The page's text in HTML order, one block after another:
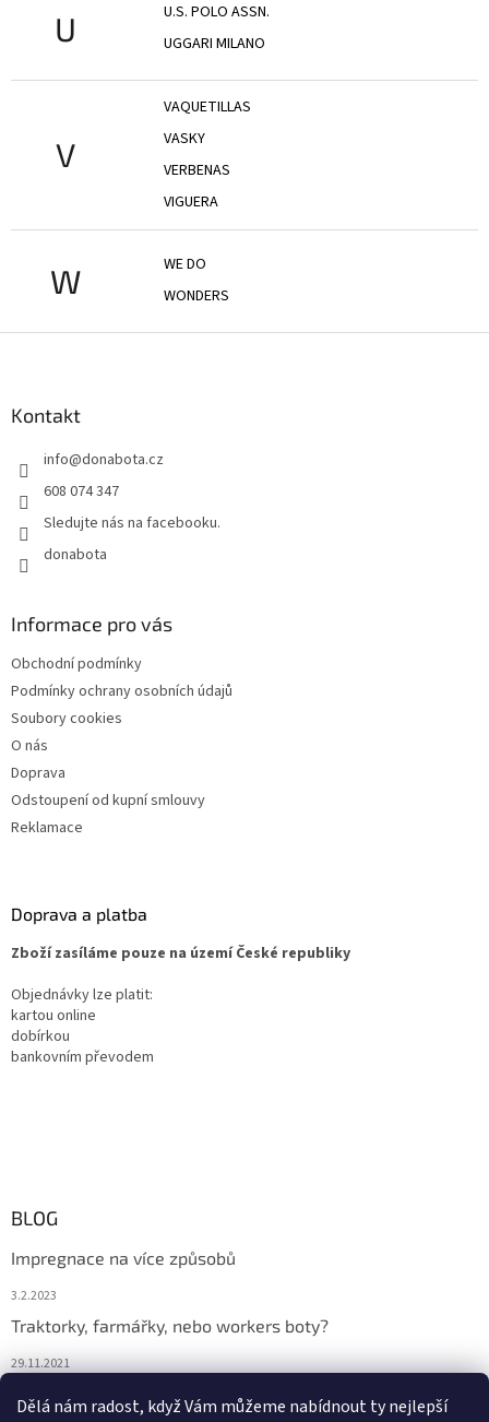
Dělá nám radost, když Vám můžeme nabídnout ty nejlepší
U
U.S. POLO ASSN.
UGGARI MILANO
V
VAQUETILLAS
VASKY
VERBENAS
VIGUERA
W
WE DO
WONDERS
Kontakt
info@donabota.cz
608 074 347
Sledujte nás na facebooku.
donabota
Informace pro vás
Obchodní podmínky
Podmínky ochrany osobních údajů
Soubory cookies
O nás
Doprava
Odstoupení od kupní smlouvy
Reklamace
Doprava a platba
Zboží zasíláme pouze na území České republiky
Objednávky lze platit:
kartou online
dobírkou
bankovním převodem
BLOG
Impregnace na více způsobů
3.2.2023
Traktorky, farmářky, nebo workers boty?
29.11.2021